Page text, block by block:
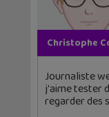
Christophe
Journaliste
j'aime tester
regarder des